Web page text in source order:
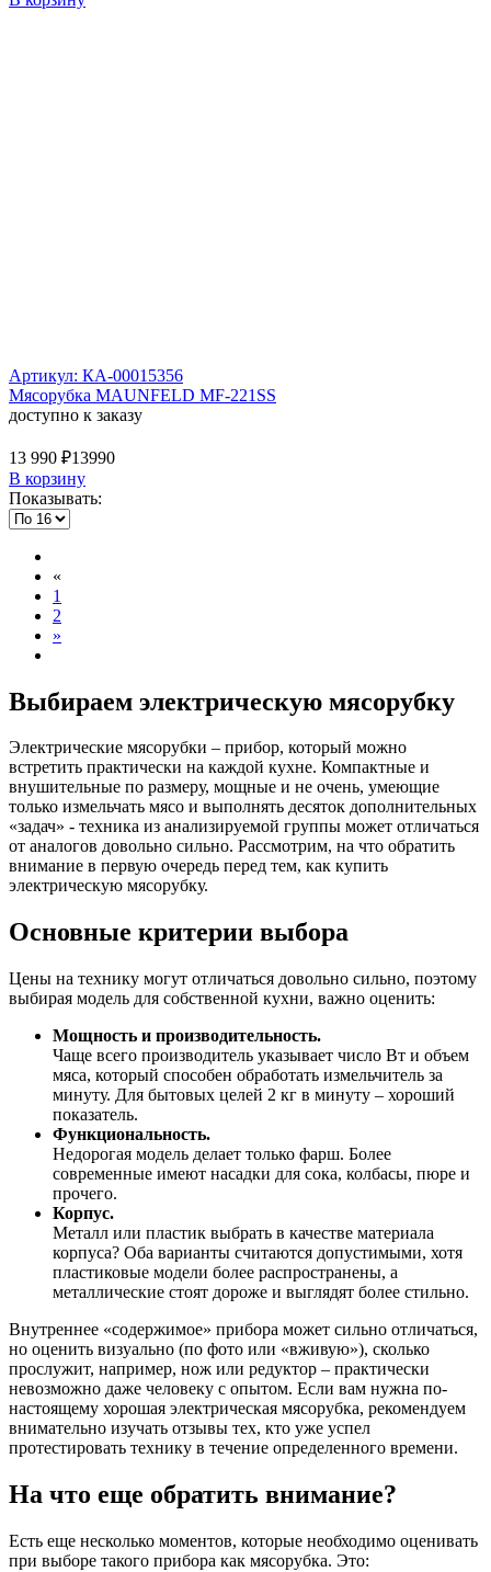
Артикул: КА-00015356
Мясорубка MAUNFELD MF-221SS
доступно к заказу
13 990 ₽13990
В корзину
Показывать:
«
1
2
»
Выбираем электрическую мясорубку
Электрические мясорубки – прибор, который можно
встретить практически на каждой кухне. Компактные и
внушительные по размеру, мощные и не очень, умеющие
только измельчать мясо и выполнять десяток дополнительных
«задач» - техника из анализируемой группы может отличаться
от аналогов довольно сильно. Рассмотрим, на что обратить
внимание в первую очередь перед тем, как купить
электрическую мясорубку.
Основные критерии выбора
Цены на технику могут отличаться довольно сильно, поэтому
выбирая модель для собственной кухни, важно оценить:
Мощность и производительность.
Чаще всего производитель указывает число Вт и объем
мяса, который способен обработать измельчитель за
минуту. Для бытовых целей 2 кг в минуту – хороший
показатель.
Функциональность.
Недорогая модель делает только фарш. Более
современные имеют насадки для сока, колбасы, пюре и
прочего.
Корпус.
Металл или пластик выбрать в качестве материала
корпуса? Оба варианты считаются допустимыми, хотя
пластиковые модели более распространены, а
металлические стоят дороже и выглядят более стильно.
Внутреннее «содержимое» прибора может сильно отличаться,
но оценить визуально (по фото или «вживую»), сколько
прослужит, например, нож или редуктор – практически
невозможно даже человеку с опытом. Если вам нужна по-
настоящему хорошая электрическая мясорубка, рекомендуем
внимательно изучать отзывы тех, кто уже успел
протестировать технику в течение определенного времени.
На что еще обратить внимание?
Есть еще несколько моментов, которые необходимо оценивать
при выборе такого прибора как мясорубка. Это: